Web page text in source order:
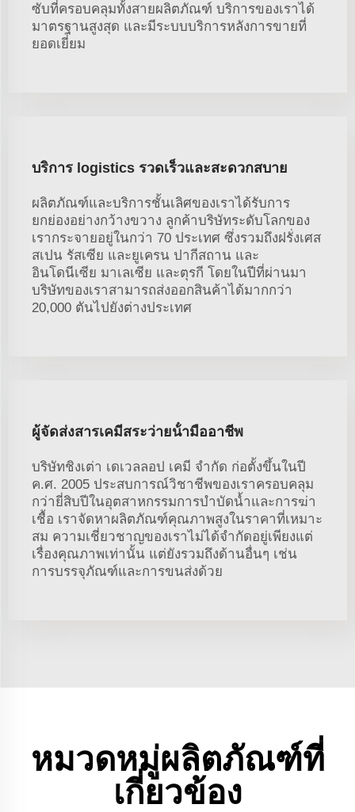
ซับที่ครอบคลุมทั้งสายผลิตภัณฑ์ บริการของเราได้
มาตรฐานสูงสุด และมีระบบบริการหลังการขายที่
ยอดเยี่ยม
บริการ logistics รวดเร็วและสะดวกสบาย
ผลิตภัณฑ์และบริการชั้นเลิศของเราได้รับการ
ยกย่องอย่างกว้างขวาง ลูกค้าบริษัทระดับโลกของ
เรากระจายอยู่ในกว่า 70 ประเทศ ซึ่งรวมถึงฝรั่งเศส
สเปน รัสเซีย และยูเครน ปากีสถาน และ
อินโดนีเซีย มาเลเซีย และตุรกี โดยในปีที่ผ่านมา
บริษัทของเราสามารถส่งออกสินค้าได้มากกว่า
20,000 ตันไปยังต่างประเทศ
ผู้จัดส่งสารเคมีสระว่ายน้ํามืออาชีพ
บริษัทชิงเต่า เดเวลลอป เคมี จำกัด ก่อตั้งขึ้นในปี
ค.ศ. 2005 ประสบการณ์วิชาชีพของเราครอบคลุม
กว่ายี่สิบปีในอุตสาหกรรมการบำบัดน้ำและการฆ่า
เชื้อ เราจัดหาผลิตภัณฑ์คุณภาพสูงในราคาที่เหมาะ
สม ความเชี่ยวชาญของเราไม่ได้จำกัดอยู่เพียงแต่
เรื่องคุณภาพเท่านั้น แต่ยังรวมถึงด้านอื่นๆ เช่น
การบรรจุภัณฑ์และการขนส่งด้วย
หมวดหมู่ผลิตภัณฑ์ที่
เกี่ยวข้อง